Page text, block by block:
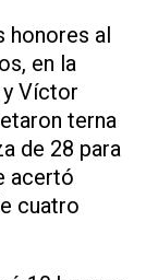
honores al
en la
y Víctor
terna
de 28 para
acertó
cuatro